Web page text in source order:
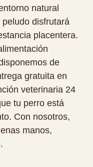
natural
disfrutará
placentera.
de
gratuita en
veterinaria 24
tu perro está
Con nosotros,
manos,